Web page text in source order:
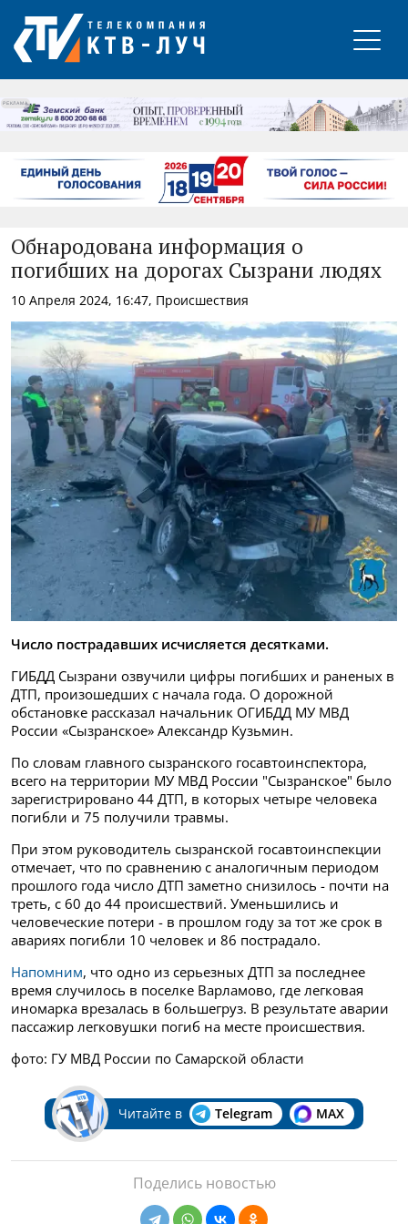
РЕКЛАМА
Обнародована информация о
погибших на дорогах Сызрани людях
10 Апреля 2024, 16:47, Происшествия
Число пострадавших исчисляется десятками.
ГИБДД Сызрани озвучили цифры погибших и раненых в
ДТП, произошедших с начала года. О дорожной
обстановке рассказал начальник ОГИБДД МУ МВД
России «Сызранское» Александр Кузьмин.
По словам главного сызранского госавтоинспектора,
всего на территории МУ МВД России "Сызранское" было
зарегистрировано 44 ДТП, в которых четыре человека
погибли и 75 получили травмы.
При этом руководитель сызранской госавтоинспекции
отмечает, что по сравнению с аналогичным периодом
прошлого года число ДТП заметно снизилось - почти на
треть, с 60 до 44 происшествий. Уменьшились и
человеческие потери - в прошлом году за тот же срок в
авариях погибли 10 человек и 86 пострадало.
Напомним, что одно из серьезных ДТП за последнее
время случилось в поселке Варламово, где легковая
иномарка врезалась в большегруз. В результате аварии
пассажир легковушки погиб на месте происшествия.
фото: ГУ МВД России по Самарской области
Читайте в Telegram MAX
Поделись новостью